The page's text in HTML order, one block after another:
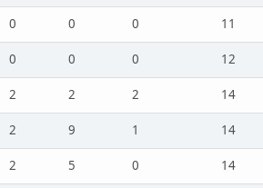
0 0 0
11
0 0 0
12
2 2 2
14
2 9 1
14
2 5 0
14